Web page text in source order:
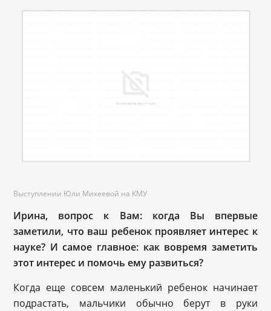
Выступлении Юли Михеевой на КМУ
Ирина, вопрос к Вам: когда Вы впервые
заметили, что ваш ребенок проявляет интерес к
науке? И самое главное: как вовремя заметить
этот интерес и помочь ему развиться?
Когда еще совсем маленький ребенок начинает
подрастать, мальчики обычно берут в руки